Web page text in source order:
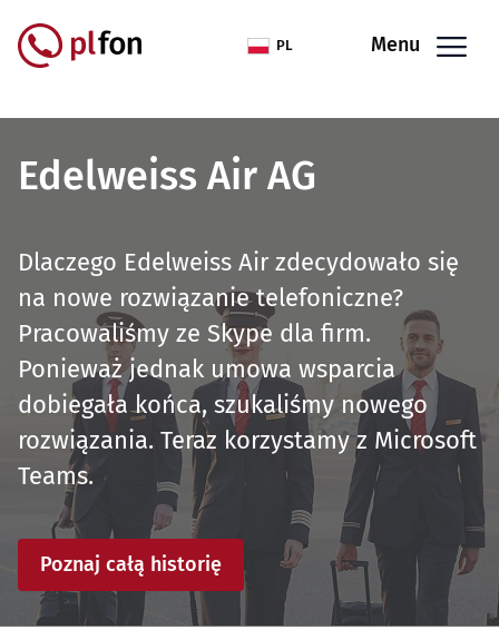
PL Menu
Edelweiss Air AG
Dlaczego Edelweiss Air zdecydowało się
na nowe rozwiązanie telefoniczne?
Pracowaliśmy ze Skype dla firm.
Ponieważ jednak umowa wsparcia
dobiegała końca, szukaliśmy nowego
rozwiązania. Teraz korzystamy z Microsoft
Teams.
Poznaj całą historię